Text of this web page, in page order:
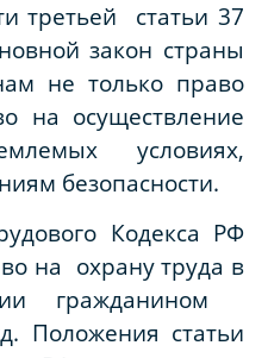
третьей статьи 37
закон страны
не только право
на осуществление
условиях,
безопасности.
Кодекса РФ
на охрану труда в
гражданином
Положения статьи